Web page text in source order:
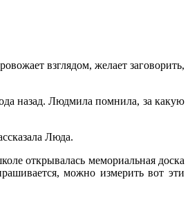
взглядом, желает заговорить,
назад. Людмила помнила, за какую
Люда.
открывалась мемориальная доска
можно измерить вот эти